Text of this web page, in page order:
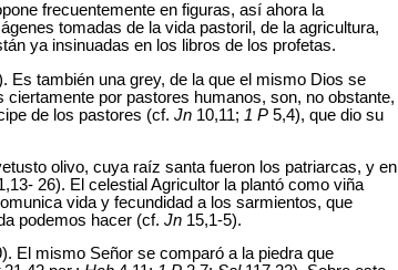
frecuentemente en figuras, así ahora la
tomadas de la vida pastoril, de la agricultura,
ya insinuadas en los libros de los profetas.
Es también una grey, de la que el mismo Dios se
por pastores humanos, son, no obstante,
de los pastores (cf. Jn 10,11; 1 P 5,4), que dio su
olivo, cuya raíz santa fueron los patriarcas, y en
26). El celestial Agricultor la plantó como viña
vida y fecundidad a los sarmientos, que
podemos hacer (cf. Jn 15,1-5).
El mismo Señor se comparó a la piedra que